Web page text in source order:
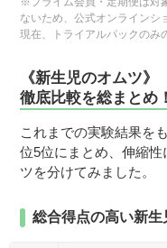
ないため、公式オンラインシ
現在、トライアルパックのみ
《新生児のオムツ》
徹底比較を総まとめ！
これまでの実験結果を
位5位にまとめ、伸縮
ツを分けてみました。
総合得点の高い新生